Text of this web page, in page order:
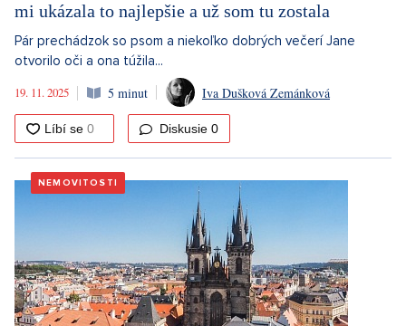
mi ukázala to najlepšie a už som tu zostala
Pár prechádzok so psom a niekoľko dobrých večerí Jane
otvorilo oči a ona túžila...
19. 11. 2025
5 minut Iva Dušková Zemánková
Diskusie 0
NEMOVITOSTI